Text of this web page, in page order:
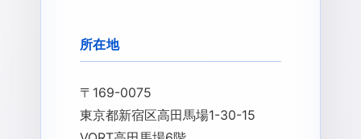
所在地
〒169-0075
東京都新宿区高田馬場1-30-15